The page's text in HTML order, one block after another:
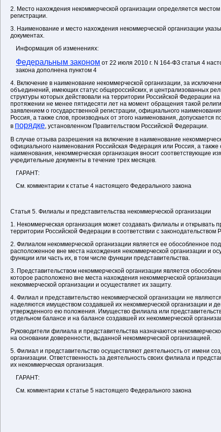
2. Место нахождения некоммерческой организации определяется местом
регистрации.
3. Наименование и место нахождения некоммерческой организации
документах.
Информация об изменениях:
Федеральным законом от 22 июля 2010 г. N 164-ФЗ статья 4
закона дополнена пунктом 4
4. Включение в наименование некоммерческой организации, за
объединений, имеющих статус общероссийских, и централизованных
структуры которых действовали на территории Российской Федерации
протяжении не менее пятидесяти лет на момент обращения такой
заявлением о государственной регистрации, официального
Россия, а также слов, производных от этого наименования,
в порядке, установленном Правительством Российской Федерации.
В случае отзыва разрешения на включение в наименование
официального наименования Российская Федерация или Россия, а также
наименования, некоммерческая организация вносит соответствующие
учредительные документы в течение трех месяцев.
ГАРАНТ:
См. комментарии к статье 4 настоящего Федерального закона
Статья 5. Филиалы и представительства некоммерческой организации
1. Некоммерческая организация может создавать филиалы и открывать
территории Российской Федерации в соответствии с законодательством
2. Филиалом некоммерческой организации является ее обособленное
расположенное вне места нахождения некоммерческой организации и
функции или часть их, в том числе функции представительства.
3. Представительством некоммерческой организации является
которое расположено вне места нахождения некоммерческой
некоммерческой организации и осуществляет их защиту.
4. Филиал и представительство некоммерческой организации не
наделяются имуществом создавшей их некоммерческой организации и
утвержденного ею положения. Имущество филиала или
отдельном балансе и на балансе создавшей их некоммерческой
Руководители филиала и представительства назначаются
на основании доверенности, выданной некоммерческой организацией.
5. Филиал и представительство осуществляют деятельность от имени
организации. Ответственность за деятельность своих филиала и
их некоммерческая организация.
ГАРАНТ:
См. комментарии к статье 5 настоящего Федерального закона